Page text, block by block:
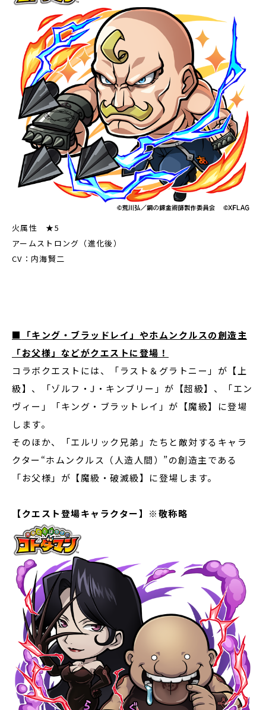
火属性 ★5
アームストロング（進化後）
CV：内海賢二
■
「キング・ブラッドレイ」やホムンクルスの創造主
「お父様」などがクエストに登場！
コラボクエストには、「ラスト＆グラトニー」が【上
級】、「ゾルフ・J・キンブリー」が【超級】、「エン
ヴィー」「キング・ブラットレイ」が【魔級】に登場
します。
そのほか、「エルリック兄弟」たちと敵対するキャラ
クター“ホムンクルス（人造人間）”の創造主である
「お父様」が【魔級・破滅級】に登場します。
【クエスト登場キャラクター】 ※敬称略